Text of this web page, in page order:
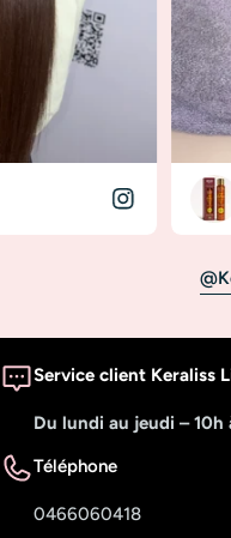
Debu Hair Indien
Service client Keraliss
Du lundi au jeudi – 10h
Téléphone
0466060418